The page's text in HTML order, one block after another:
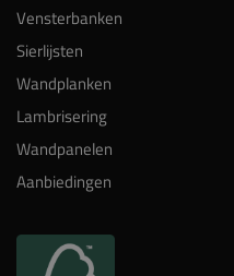
Vensterbanken
Sierlijsten
Wandplanken
Lambrisering
Wandpanelen
Aanbiedingen